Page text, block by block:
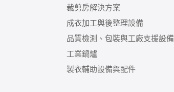
裁剪房解決方案
成衣加工與後整理設備
品質檢測、包裝與工廠支援設備
工業鍋爐
製衣輔助設備與配件